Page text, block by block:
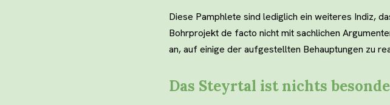
Diese Pamphlete sind lediglich ein weiteres Indiz,
Bohrprojekt de facto nicht mit sachlichen
an, auf einige der aufgestellten Behauptungen zu
Das Steyrtal ist nichts